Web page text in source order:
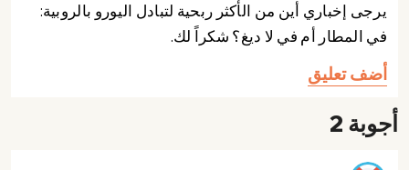
يرجى إخباري أين من الأكثر ربحية لتبادل اليورو بالروبية:
في المطار أم في لا ديغ؟ شكراً لك.
أضف تعليق
أجوبة 2